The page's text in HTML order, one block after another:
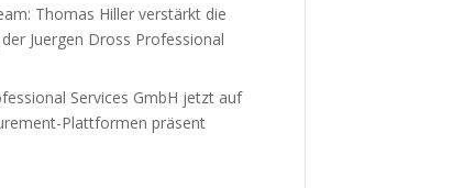
Thomas Hiller verstärkt die
Juergen Dross Professional
Services GmbH jetzt auf
Plattformen präsent